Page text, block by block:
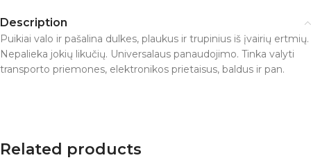
Description
Puikiai valo ir pašalina dulkes, plaukus ir trupinius iš įvairių ertmių.
Nepalieka jokių likučių. Universalaus panaudojimo. Tinka valyti
transporto priemones, elektronikos prietaisus, baldus ir pan.
Related products